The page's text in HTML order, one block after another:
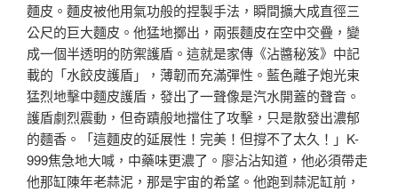
麵皮。麵皮被他用氣功般的捏製手法，瞬間擴大成直徑三
公尺的巨大麵皮。他猛地擲出，兩張麵皮在空中交疊，變
成一個半透明的防禦護盾。這就是家傳《沾醬秘笈》中記
載的「水餃皮護盾」，薄韌而充滿彈性。藍色離子炮光束
猛烈地擊中麵皮護盾，發出了一聲像是汽水開蓋的聲音。
護盾劇烈震動，但奇蹟般地擋住了攻擊，只是散發出濃郁
的麵香。「這麵皮的延展性！完美！但撐不了太久！」K-
999焦急地大喊，中藥味更濃了。廖沾沾知道，他必須帶走
他那缸陳年老蒜泥，那是宇宙的希望。他跑到蒜泥缸前，